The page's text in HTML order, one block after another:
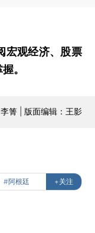
宏观经济、股票
。
箐 | 版面编辑：王影
#阿根廷 +关注